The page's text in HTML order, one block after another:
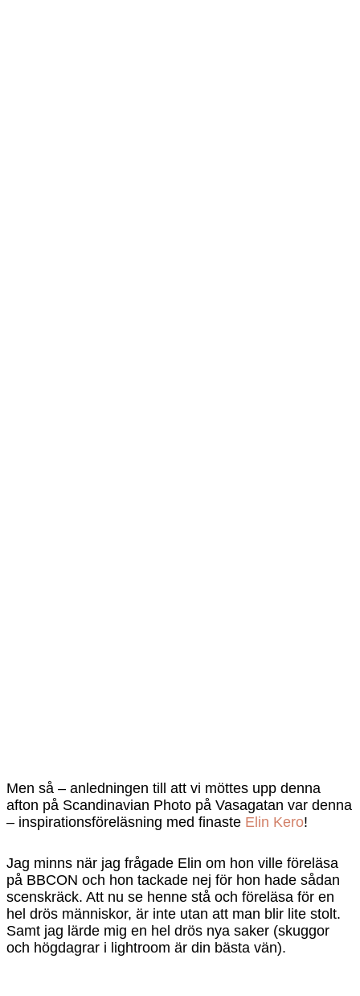
Men så – anledningen till att vi möttes upp denna
afton på Scandinavian Photo på Vasagatan var denna
– inspirationsföreläsning med finaste Elin Kero!
Jag minns när jag frågade Elin om hon ville föreläsa
på BBCON och hon tackade nej för hon hade sådan
scenskräck. Att nu se henne stå och föreläsa för en
hel drös människor, är inte utan att man blir lite stolt.
Samt jag lärde mig en hel drös nya saker (skuggor
och högdagrar i lightroom är din bästa vän).